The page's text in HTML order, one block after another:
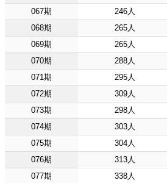
067期
246人
068期
265人
069期
265人
070期
288人
071期
295人
072期
309人
073期
298人
074期
303人
075期
304人
076期
313人
077期
338人